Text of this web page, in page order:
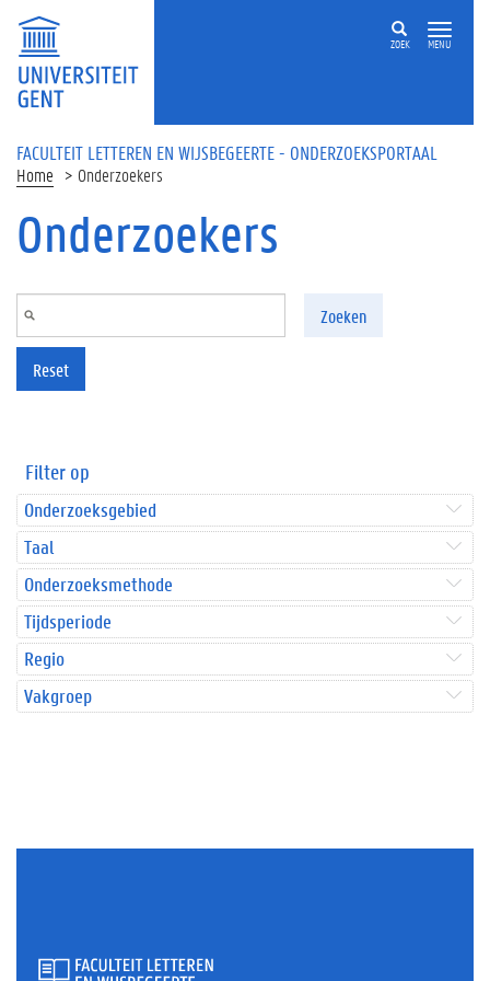
Overslaan en naar de inhoud gaan
ZOEK MENU
FACULTEIT LETTEREN EN WIJSBEGEERTE - ONDERZOEKSPORTAAL
Home Onderzoekers
Onderzoekers
Zoeken
Reset
Filter op
Onderzoeksgebied
Taal
Onderzoeksmethode
Tijdsperiode
Regio
Vakgroep